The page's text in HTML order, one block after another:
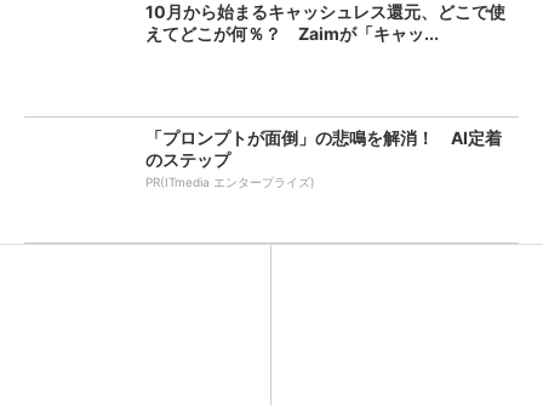
10月から始まるキャッシュレス還元、どこで使
えてどこが何％？ Zaimが「キャッ...
「プロンプトが面倒」の悲鳴を解消！ AI定着
のステップ
PR(ITmedia エンタープライズ)